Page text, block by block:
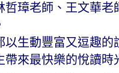
哲璋老師、王文華老
以生動豐富又逗趣的
帶來最快樂的悅讀時